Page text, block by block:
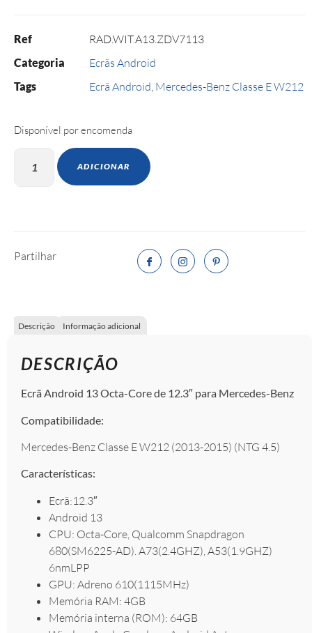
Ref RAD.WIT.A13.ZDV7113
Categoria Ecrãs Android
Tags Ecrã Android Mercedes-Benz Classe E W212
Disponível por encomenda
ADICIONAR
Partilhar
Descrição Informação adicional
DESCRIÇÃO
Ecrã Android 13 Octa-Core de 12.3″ para Mercedes-Benz
Compatibilidade:
Mercedes-Benz Classe E W212 (2013-2015) (NTG 4.5)
Características:
Ecrã:12.3″
Android 13
CPU: Octa-Core, Qualcomm Snapdragon
680(SM6225-AD). A73(2.4GHZ), A53(1.9GHZ)
6nmLPP
GPU: Adreno 610(1115MHz)
Memória RAM: 4GB
Memória interna (ROM): 64GB